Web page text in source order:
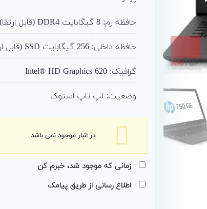
حافظه رم: 8 گیگابایت DDR4 (قابل ارتقا)
حافظه داخلی: 256 گیگابایت SSD (قابل ارتقا)
گرافیک: Intel® HD Graphics 620
وضعیت: لپ تاپ استوک
در انبار موجود نمی باشد
زمانی که موجود شد، خبرم کن
اطلاع رسانی از طریق پیامک